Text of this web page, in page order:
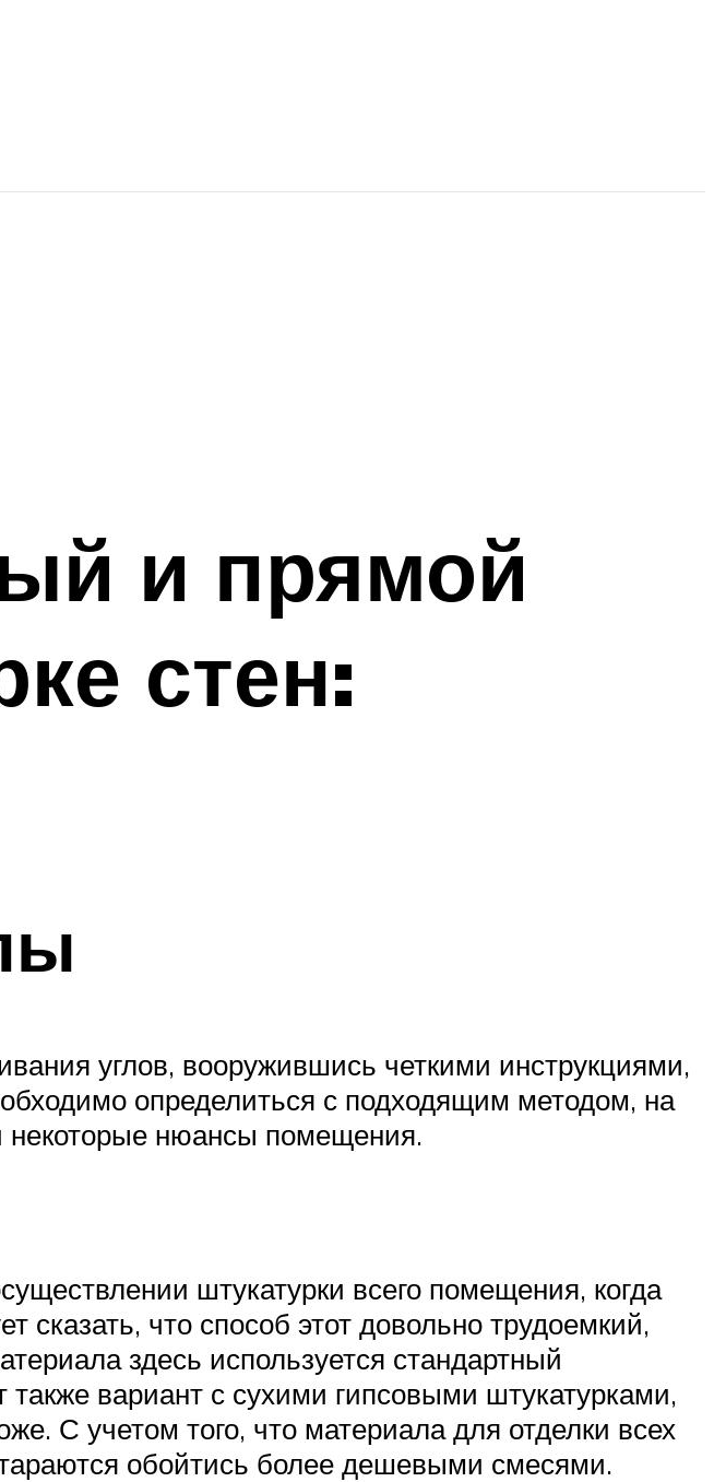
и прямой
стен:
углов, вооружившись четкими инструкциями,
определиться с подходящим методом, на
некоторые нюансы помещения.
штукатурки всего помещения, когда
сказать, что способ этот довольно трудоемкий,
здесь используется стандартный
вариант с сухими гипсовыми штукатурками,
С учетом того, что материала для отделки всех
обойтись более дешевыми смесями.